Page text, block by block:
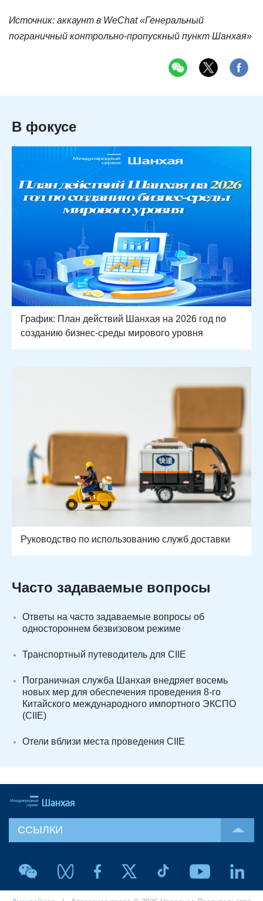
Источник: аккаунт в WeChat «Генеральный
пограничный контрольно-пропускный пункт Шанхая»
В фокусе
График: План действий Шанхая на 2026 год по
созданию бизнес-среды мирового уровня
Руководство по использованию служб доставки
Часто задаваемые вопросы
Ответы на часто задаваемые вопросы об
одностороннем безвизовом режиме
Транспортный путеводитель для CIIE
Пограничная служба Шанхая внедряет восемь
новых мер для обеспечения проведения 8-го
Китайского международного импортного ЭКСПО
(CIIE)
Отели вблизи места проведения CIIE
ССЫЛКИ